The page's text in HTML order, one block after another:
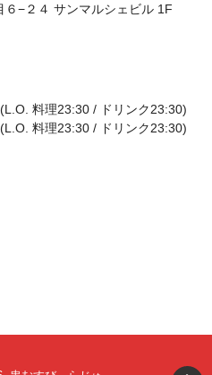
−２４ サンマルシェビル 1F
料理23:30 / ドリンク23:30)
料理23:30 / ドリンク23:30)